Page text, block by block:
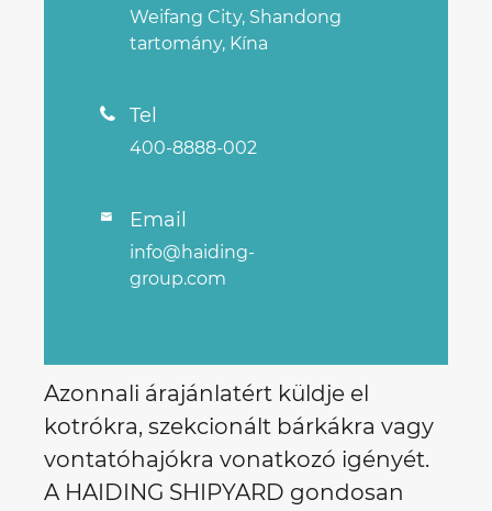
Weifang City, Shandong
tartomány, Kína
 Tel
400-8888-002
 Email
info@haiding-
group.com
Azonnali árajánlatért küldje el
kotrókra, szekcionált bárkákra vagy
vontatóhajókra vonatkozó igényét.
A HAIDING SHIPYARD gondosan